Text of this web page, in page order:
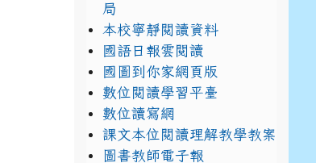
局
本校寧靜閱讀資料
國語日報雲閱讀
國圖到你家網頁版
數位閱讀學習平臺
數位讀寫網
課文本位閱讀理解教學教案
圖書教師電子報